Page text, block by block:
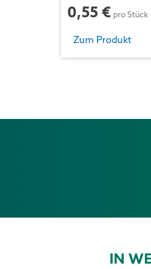
0,55 € pro Stück
Zum Produkt
IN